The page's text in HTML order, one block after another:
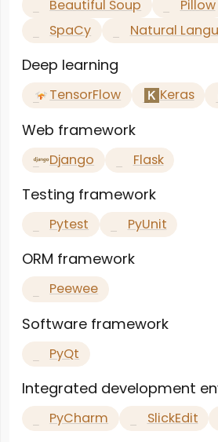
Beautiful Soup Pillow
SpaCy
Natural
Deep learning
TensorFlow Keras
Web framework
Django Flask
Testing framework
Pytest PyUnit
ORM framework
Peewee
Software framework
PyQt
Integrated development
PyCharm SlickEdit